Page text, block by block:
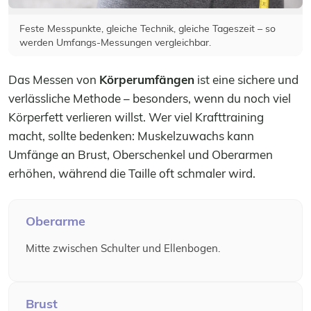
Feste Messpunkte, gleiche Technik, gleiche Tageszeit – so
werden Umfangs-Messungen vergleichbar.
Das Messen von Körperumfängen ist eine sichere und
verlässliche Methode – besonders, wenn du noch viel
Körperfett verlieren willst. Wer viel Krafttraining
macht, sollte bedenken: Muskelzuwachs kann
Umfänge an Brust, Oberschenkel und Oberarmen
erhöhen, während die Taille oft schmaler wird.
Oberarme
Mitte zwischen Schulter und Ellenbogen.
Brust